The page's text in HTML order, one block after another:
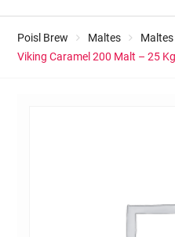
Poisl Brew Maltes
Viking Caramel 200 Malt – 25 Kg